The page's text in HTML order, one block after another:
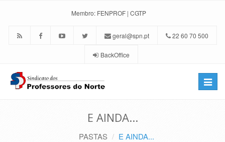
Membro: FENPROF | CGTP
geral@spn.pt 22 60 70 500
BackOffice
Toggle
E AINDA...
PASTAS E AINDA...